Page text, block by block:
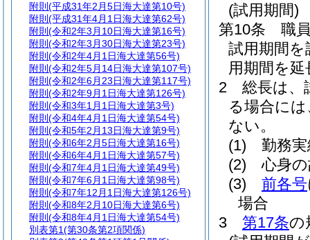
(試用期間)
第10条
職
試用期間を
用期間を
2
総長は、
る場合に
ない。
(1)
勤務
(2)
心身
(3)
前各号
場合
3
第17条の
附則 (平成31年2月5日海大達第10号)
附則 (平成31年4月1日海大達第62号)
附則 (令和2年3月10日海大達第16号)
附則 (令和2年3月30日海大達第23号)
附則 (令和2年4月1日海大達第56号)
附則 (令和2年5月14日海大達第107号)
附則 (令和2年6月23日海大達第117号)
附則 (令和2年9月1日海大達第126号)
附則 (令和3年1月1日海大達第3号)
附則 (令和4年4月1日海大達第54号)
附則 (令和5年2月13日海大達第9号)
附則 (令和6年2月5日海大達第16号)
附則 (令和6年4月1日海大達第57号)
附則 (令和7年4月1日海大達第49号)
附則 (令和7年6月1日海大達第98号)
附則 (令和7年12月1日海大達第126号)
附則 (令和8年2月10日海大達第6号)
附則 (令和8年4月1日海大達第54号)
別表第1(第30条第2項関係)